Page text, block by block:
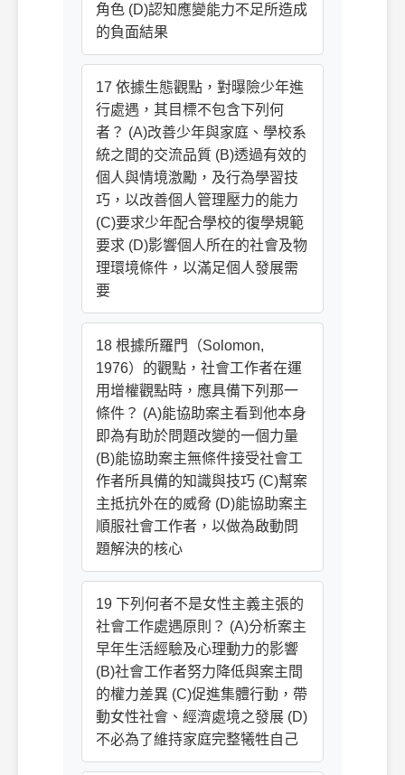
角色 (D)認知應變能力不足所造成
的負面結果
17 依據生態觀點，對曝險少年進
行處遇，其目標不包含下列何
者？ (A)改善少年與家庭、學校系
統之間的交流品質 (B)透過有效的
個人與情境激勵，及行為學習技
巧，以改善個人管理壓力的能力
(C)要求少年配合學校的復學規範
要求 (D)影響個人所在的社會及物
理環境條件，以滿足個人發展需
要
18 根據所羅門（Solomon,
1976）的觀點，社會工作者在運
用增權觀點時，應具備下列那一
條件？ (A)能協助案主看到他本身
即為有助於問題改變的一個力量
(B)能協助案主無條件接受社會工
作者所具備的知識與技巧 (C)幫案
主抵抗外在的威脅 (D)能協助案主
順服社會工作者，以做為啟動問
題解決的核心
19 下列何者不是女性主義主張的
社會工作處遇原則？ (A)分析案主
早年生活經驗及心理動力的影響
(B)社會工作者努力降低與案主間
的權力差異 (C)促進集體行動，帶
動女性社會、經濟處境之發展 (D)
不必為了維持家庭完整犧牲自己